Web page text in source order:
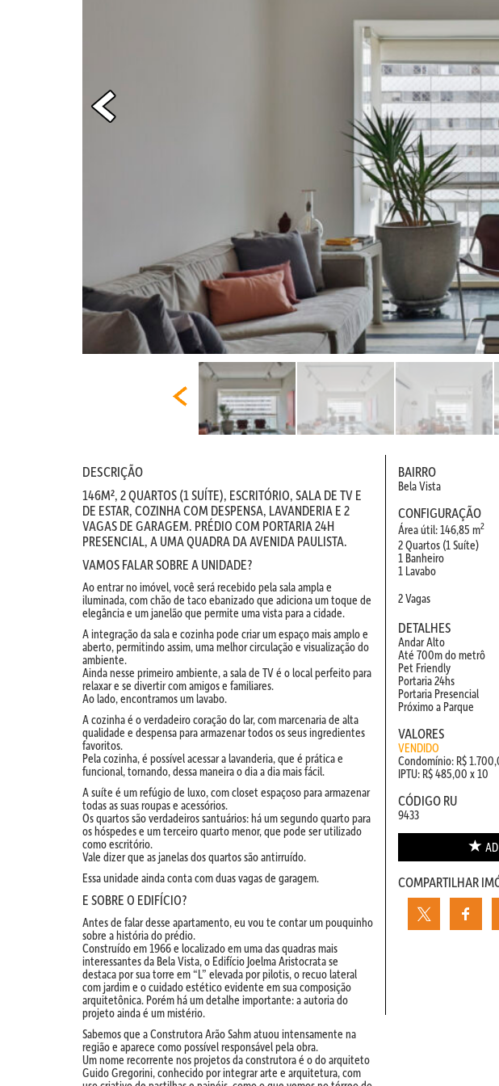
DESCRIÇÃO
146M², 2 QUARTOS (1 SUÍTE), ESCRITÓRIO, SALA DE TV E
DE ESTAR, COZINHA COM DESPENSA, LAVANDERIA E 2
VAGAS DE GARAGEM. PRÉDIO COM PORTARIA 24H
PRESENCIAL, A UMA QUADRA DA AVENIDA PAULISTA.
VAMOS FALAR SOBRE A UNIDADE?
Ao entrar no imóvel, você será recebido pela sala ampla e
iluminada, com chão de taco ebanizado que adiciona um toque de
elegância e um janelão que permite uma vista para a cidade.
A integração da sala e cozinha pode criar um espaço mais amplo e
aberto, permitindo assim, uma melhor circulação e visualização do
ambiente.
Ainda nesse primeiro ambiente, a sala de TV é o local perfeito para
relaxar e se divertir com amigos e familiares.
Ao lado, encontramos um lavabo.
A cozinha é o verdadeiro coração do lar, com marcenaria de alta
qualidade e despensa para armazenar todos os seus ingredientes
favoritos.
Pela cozinha, é possível acessar a lavanderia, que é prática e
funcional, tornando, dessa maneira o dia a dia mais fácil.
A suíte é um refúgio de luxo, com closet espaçoso para armazenar
todas as suas roupas e acessórios.
Os quartos são verdadeiros santuários: há um segundo quarto para
os hóspedes e um terceiro quarto menor, que pode ser utilizado
como escritório.
Vale dizer que as janelas dos quartos são antirruído.
Essa unidade ainda conta com duas vagas de garagem.
E SOBRE O EDIFÍCIO?
Antes de falar desse apartamento, eu vou te contar um pouquinho
sobre a história do prédio.
Construído em 1966 e localizado em uma das quadras mais
interessantes da Bela Vista, o Edifício Joelma Aristocrata se
destaca por sua torre em “L” elevada por pilotis, o recuo lateral
com jardim e o cuidado estético evidente em sua composição
arquitetônica. Porém há um detalhe importante: a autoria do
projeto ainda é um mistério.
Sabemos que a Construtora Arão Sahm atuou intensamente na
região e aparece como possível responsável pela obra.
Um nome recorrente nos projetos da construtora é o do arquiteto
Guido Gregorini, conhecido por integrar arte e arquitetura, com
BAIRRO
Bela Vista
CONFIGURAÇÃO
Área útil: 146,85 m2
2 Quartos (1 Suíte)
1 Banheiro
1 Lavabo
2 Vagas
DETALHES
Andar Alto
Até 700m do metrô
Pet Friendly
Portaria 24hs
Portaria Presencial
Próximo a Parque
VALORES
VENDIDO
Condomínio: R$
IPTU: R$ 485,00 x 10
CÓDIGO RU
9433
COMPARTILHAR